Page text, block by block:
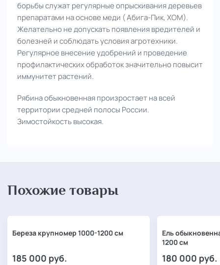
борьбы служат регулярные опрыскивания деревьев
препаратами на основе меди ( Абига-Пик, ХОМ).
Желательно не допускать появления вредителей и
болезней и соблюдать условия агротехники.
Регулярное внесение удобрений и проведение
профилактических обработок значительно повысит
иммунитет растений.
Рябина обыкновенная произростает на всей
территории средней полосы России.
Зимостойкость высокая.
Похожие товары
Береза крупномер 1000-1200 см
185 000 руб.
Ель
1200 см
180 000 руб.